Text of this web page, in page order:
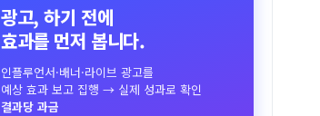
광고, 하기 전에
효과를 먼저 봅니다.
인플루언서·배너·라이브 광고를
예상 효과 보고 집행 → 실제 성과로 확인
결과당 과금